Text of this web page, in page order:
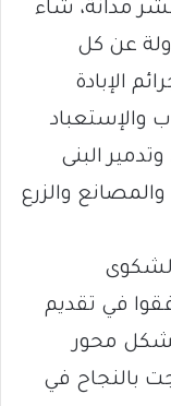
مدانة، شاء
عن كل
الإبادة
والإستعباد
البنى
والزرع
في تقديم
تشكل محور
بالنجاح في